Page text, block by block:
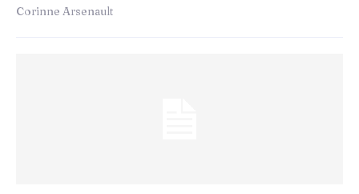
Corinne Arsenault